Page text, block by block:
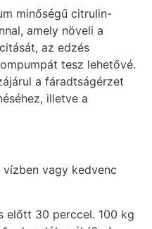
minőségű citrulin-
amely növeli a
az edzés
tesz lehetővé.
a fáradtságérzet
illetve a
vagy kedvenc
előtt 30 perccel. 100 kg